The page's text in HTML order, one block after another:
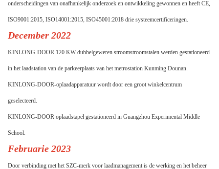
onderscheidingen van onafhankelijk onderzoek en ontwikkeling gewonnen en heeft CE,
ISO9001:2015, ISO14001:2015, ISO45001:2018 drie systeemcertificeringen.
December 2022
KINLONG-DOOR 120 KW dubbelgeweren stroomstroomstalen werden gestationeerd
in het laadstation van de parkeerplaats van het metrostation Kunming Dounan.
KINLONG-DOOR-oplaadapparatuur wordt door een groot winkelcentrum
geselecteerd.
KINLONG-DOOR oplaadstapel gestationeerd in Guangzhou Experimental Middle
School.
Februarie 2023
Door verbinding met het SZC-merk voor laadmanagement is de werking en het beheer